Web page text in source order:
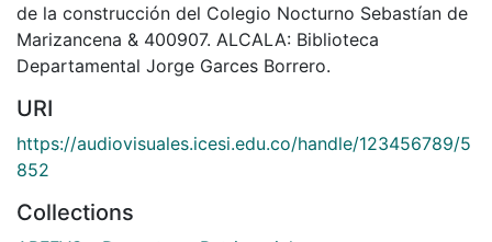
de la construcción del Colegio Nocturno Sebastían de
Marizancena & 400907. ALCALA: Biblioteca
Departamental Jorge Garces Borrero.
URI
https://audiovisuales.icesi.edu.co/handle/123456789/5
852
Collections